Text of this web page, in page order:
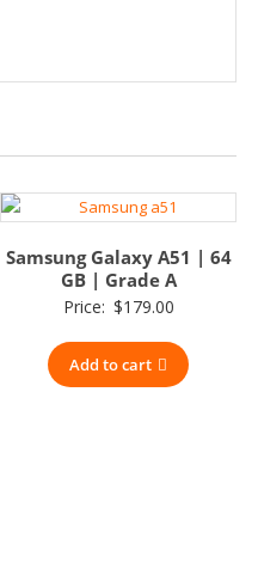
Samsung Galaxy A51 | 64
GB | Grade A
Price: $179.00
Add to cart